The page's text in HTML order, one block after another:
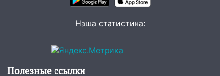
Наша статистика:
Полезные ссылки